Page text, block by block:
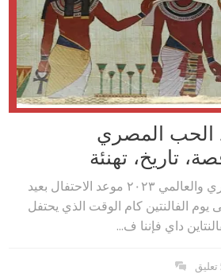
الحب المصري
تاريخ عيد الحب المصري والعالمي ٢٠٢۳ موعد الاحتفال بعيد
2024/2023 متى يوم الفالنتين كام الوقت الذي يحتفل
داي فإننا ف...